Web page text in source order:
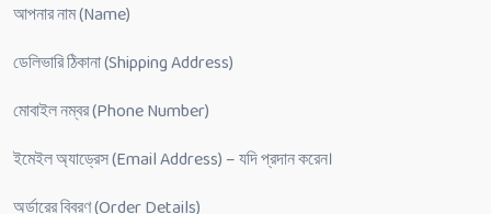
আপনার নাম (Name)
ডেলিভারি ঠিকানা (Shipping Address)
মোবাইল নম্বর (Phone Number)
ইমেইল অ্যাড্রেস (Email Address) – যদি প্রদান করেন।
অর্ডারের বিবরণ (Order Details)